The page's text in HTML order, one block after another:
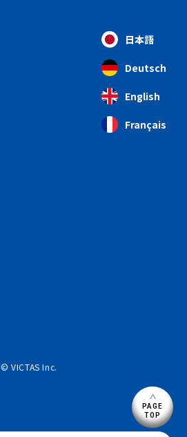
日本語
Deutsch
English
Français
© VICTAS Inc.
PAGE
TOP